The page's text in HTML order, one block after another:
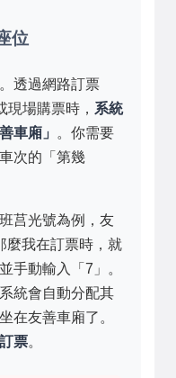
位
透過網路訂票
現場購票時， 系統
車廂」
。你需要
次的「第幾
莒光號為例，友
麼我在訂票時，就
手動輸入「7」。
統會自動分配其
在友善車廂了。
票。